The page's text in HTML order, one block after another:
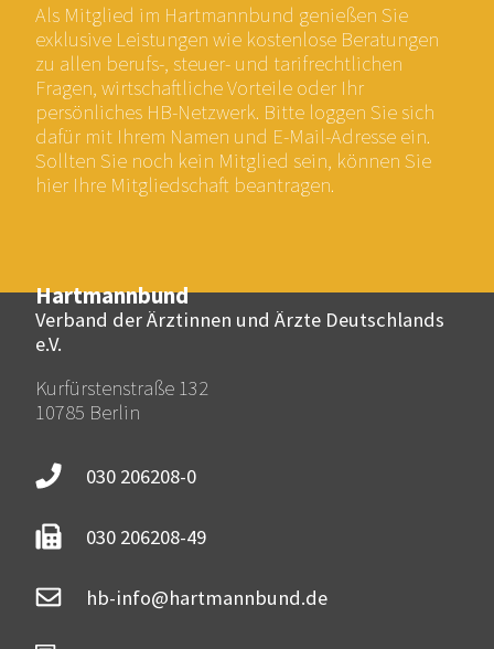
Hartmannbund
Verband der Ärztinnen und Ärzte Deutschlands
e.V.
Kurfürstenstraße 132
10785 Berlin
030 206208-0
030 206208-49
hb-info@hartmannbund.de
Als Mitglied im Hartmannbund genießen Sie
exklusive Leistungen wie kostenlose Beratungen
zu allen berufs-, steuer- und tarifrechtlichen
Fragen, wirtschaftliche Vorteile oder Ihr
persönliches HB-Netzwerk. Bitte loggen Sie sich
dafür mit Ihrem Namen und E-Mail-Adresse ein.
Sollten Sie noch kein Mitglied sein, können Sie
hier Ihre Mitgliedschaft beantragen.